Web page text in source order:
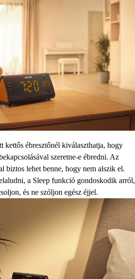
kettős ébresztőnél kiválaszthatja, hogy
szeretne-e ébredni. Az
biztos lehet benne, hogy nem alszik el.
a Sleep funkció gondoskodik arról,
és ne szóljon egész éjjel.